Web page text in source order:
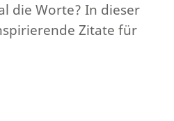
die Worte? In dieser
Zitate für